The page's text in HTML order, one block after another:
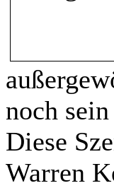
noch
Diese
Warren